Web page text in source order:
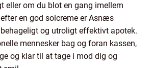
eller om du blot en gang imellem
en god solcreme er Asnæs
og utroligt effektivt apotek.
mennesker bag og foran kassen,
og klar til at tage i mod dig og